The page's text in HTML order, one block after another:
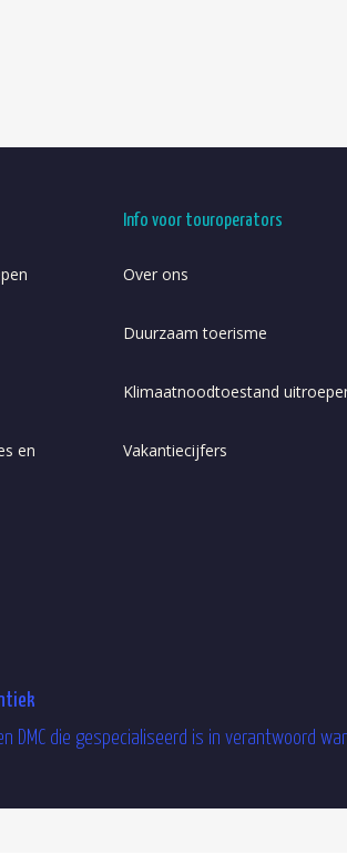
en
Info voor touroperators
Over ons
Duurzaam toerisme
Klimaatnoodtoestand
Vakantiecijfers
DMC die gespecialiseerd is in verantwoord